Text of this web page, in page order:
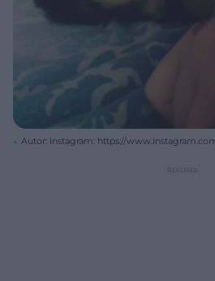
Autor: Instagram: https://